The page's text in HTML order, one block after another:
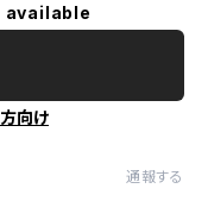
向け
通報する